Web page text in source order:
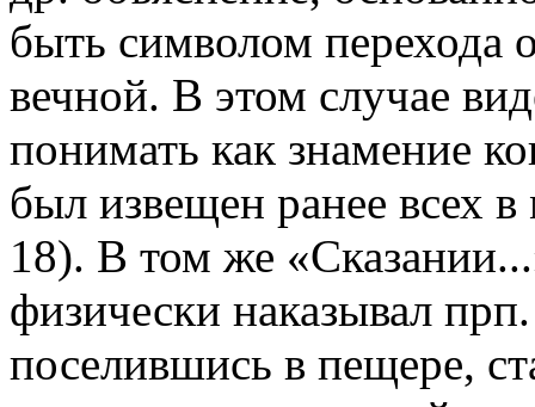
быть символом перехода
вечной. В этом случае
понимать как знамение
был извещен ранее всех
18). В том же
физически наказывал
поселившись в пещере,